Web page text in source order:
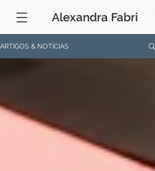
Alexandra Fabri
ARTIGOS & NOTÍCIAS